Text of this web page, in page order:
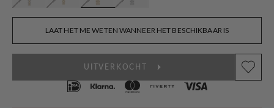
LAAT HET ME WETEN WANNEER HET BESCHIKBAAR IS
UITVERKOCHT